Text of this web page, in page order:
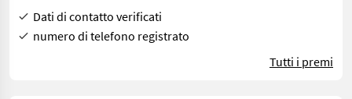
Dati di contatto verificati
numero di telefono registrato
Tutti i premi